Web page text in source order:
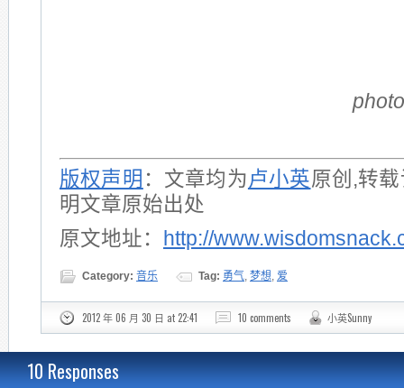
版权声明 ：文章均为 卢小英原创,转
明文章原始出处
原文地址：
http://
Category: 音乐 Tag: 勇气 梦想 爱
2012 年 06 月 30 日 at 22:41 10 comments 小英Sunny
10 Responses